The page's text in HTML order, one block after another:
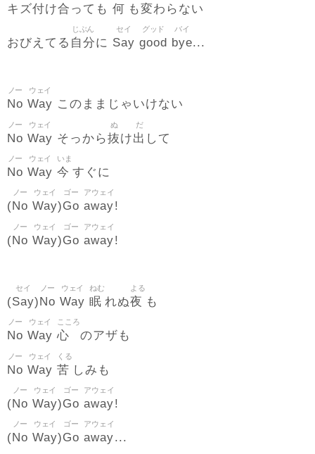
キズ付け合 っても 何 も変わらない
おびえてる 自分
じぶん
に Say
セイ
good
グッド
bye
バイ
...
No
ノー
Way
ウェイ
このままじゃいけない
No
ノー
Way
ウェイ
そっから抜
ぬ
け出
だ
して
No
ノー
Way
ウェイ
今
いま
すぐに
(No
ノー
Way
ウェイ
)Go
ゴー
away
アウェイ
!
(No
ノー
Way
ウェイ
)Go
ゴー
away
アウェイ
!
(Say
セイ
)No
ノー
Way
ウェイ
眠
ねむ
れぬ夜
よる
も
No
ノー
Way
ウェイ
心
こころ
のアザも
No
ノー
Way
ウェイ
苦
くる
しみも
(No
ノー
Way
ウェイ
)Go
ゴー
away
アウェイ
!
(No
ノー
Way
ウェイ
)Go
ゴー
away
アウェイ
...